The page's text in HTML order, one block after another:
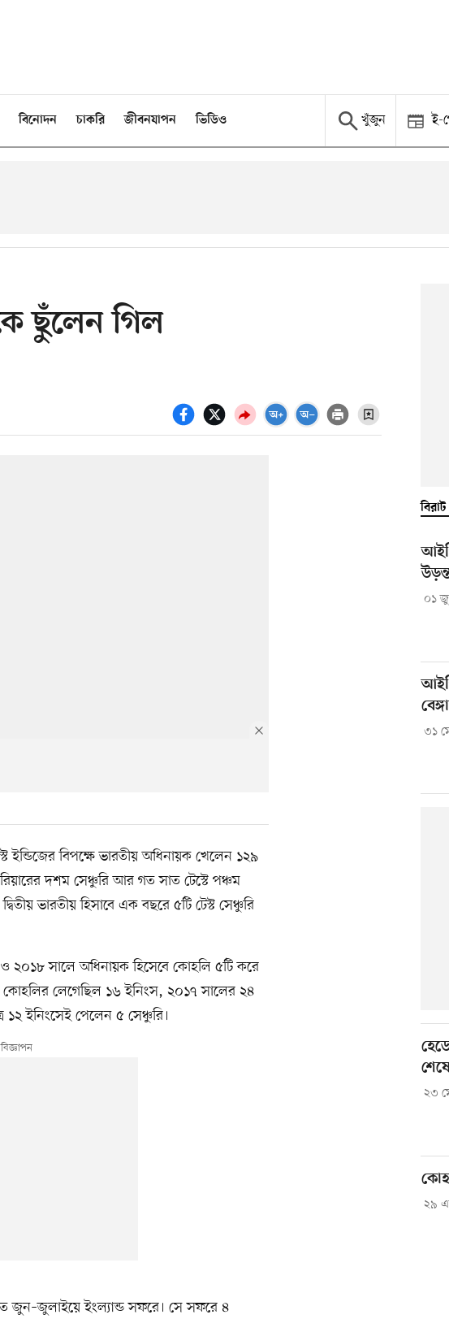
বিনোদন চাকরি জীবনযাপন ভিডিও খুঁজুন ই-
ছুঁলেন গিল
বিপক্ষে ভারতীয় অধিনায়ক খেলেন ১২৯
দশম সেঞ্চুরি আর গত সাত টেস্টে পঞ্চম
ভারতীয় হিসাবে এক বছরে ৫টি টেস্ট সেঞ্চুরি
২০১৮ সালে অধিনায়ক হিসেবে কোহলি ৫টি করে
কোহলির লেগেছিল ১৬ ইনিংস, ২০১৭ সালের ২৪
১২ ইনিংসেই পেলেন ৫ সেঞ্চুরি।
জুন–জুলাইয়ে ইংল্যান্ড সফরে। সে সফরে ৪
০১
৩১
২৩
২৯